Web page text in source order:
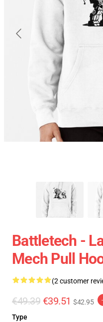
Battletech -
Mech Pull
(2 customer
€49.39 €39.51 $42.95
Type